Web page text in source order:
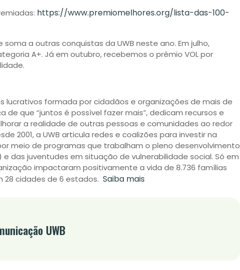
https://www.premiomelhores.org/lista-das-100-
soma a outras conquistas da UWB neste ano. Em julho,
A+. Já em outubro, recebemos o prêmio VOL por
lucrativos formada por cidadãos e organizações de mais de
de que “juntos é possível fazer mais”, dedicam recursos e
a realidade de outras pessoas e comunidades ao redor
2001, a UWB articula redes e coalizões para investir na
meio de programas que trabalham o pleno desenvolvimento
das juventudes em situação de vulnerabilidade social. Só em
impactaram positivamente a vida de 8.736 famílias
28 cidades de 6 estados. Saiba mais
UWB